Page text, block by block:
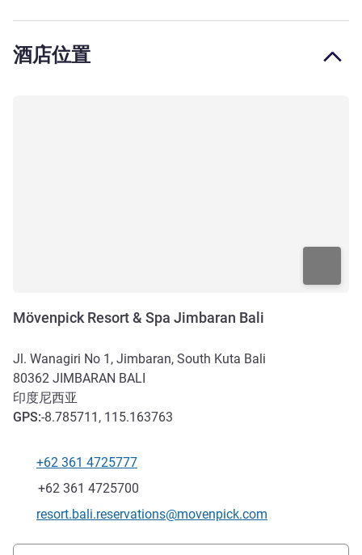
酒店位置
Mövenpick Resort & Spa Jimbaran Bali
Jl. Wanagiri No 1, Jimbaran, South Kuta Bali
80362 JIMBARAN BALI
印度尼西亚
GPS:-8.785711, 115.163763
电话
+62 361 4725777
传真
+62 361 4725700
联系电子邮件
resort.bali.reservations@movenpick.com